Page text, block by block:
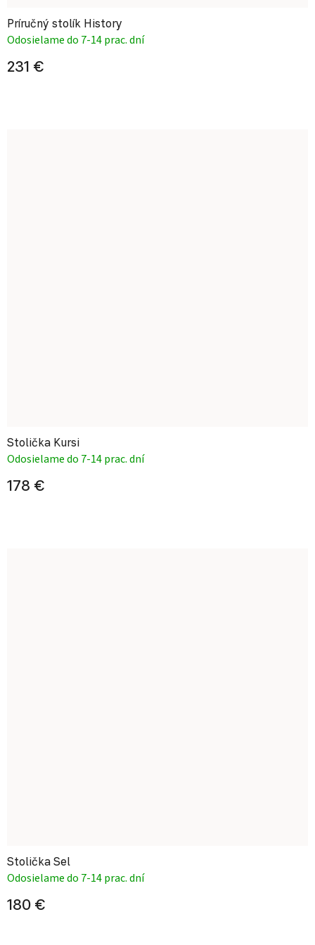
Príručný stolík History
Odosielame do 7-14 prac. dní
231 €
Stolička Kursi
Odosielame do 7-14 prac. dní
178 €
Stolička Sel
Odosielame do 7-14 prac. dní
180 €